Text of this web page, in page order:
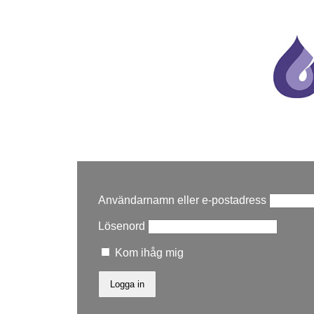
Användarnamn eller e-postadress
Lösenord
Kom ihåg mig